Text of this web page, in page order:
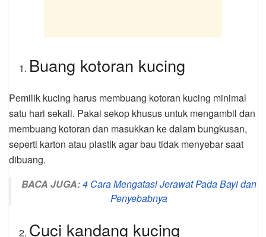
Buang kotoran kucing
Pemilik kucing harus membuang kotoran kucing minimal
satu hari sekali. Pakai sekop khusus untuk mengambil dan
membuang kotoran dan masukkan ke dalam bungkusan,
seperti karton atau plastik agar bau tidak menyebar saat
dibuang.
BACA JUGA:4 Cara Mengatasi Jerawat Pada Bayi dan
Penyebabnya
Cuci kandang kucing